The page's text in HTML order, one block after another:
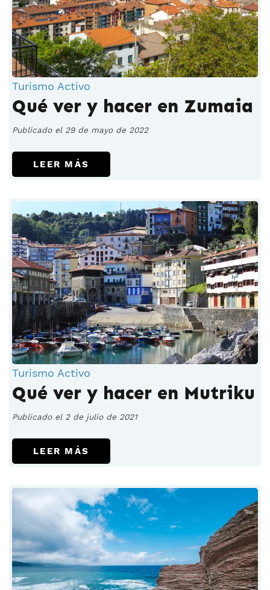
Turismo Activo
Qué ver y hacer en Zumaia
Publicado el 29 de mayo de 2022
LEER MÁS
Turismo Activo
Qué ver y hacer en Mutriku
Publicado el 2 de julio de 2021
LEER MÁS